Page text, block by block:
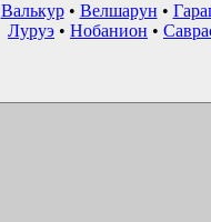
Валькур• Велшарун •
Луруэ • Нобанион •